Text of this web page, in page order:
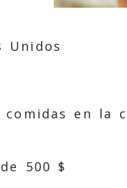
Unidos
en la
500 $